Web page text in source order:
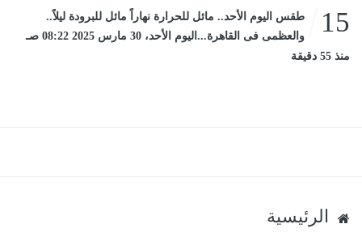
15
طقس اليوم الأحد.. مائل للحرارة نهاراً مائل للبرودة ليلاً..
والعظمى فى القاهرة...اليوم الأحد، 30 مارس 2025 08:22 صـ
منذ 55 دقيقة
الرئيسية